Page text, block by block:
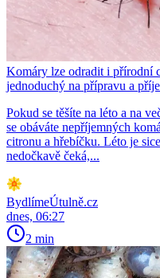
Komáry lze odradit i přírodní
jednoduchý na přípravu a
Pokud se těšíte na léto a na
se obáváte nepříjemných
citronu a hřebíčku. Léto je
nedočkavě čeká,...
BydlímeÚtulně.cz
dnes, 06:27
2 min